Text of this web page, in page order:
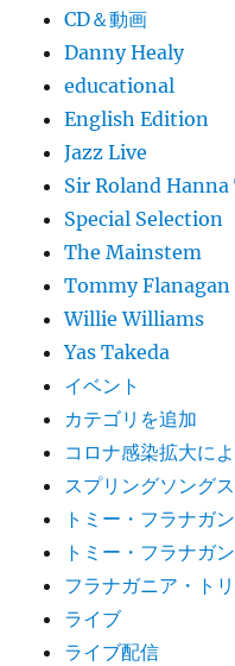
CD＆動画
Danny Healy
educational
English Edition
Jazz Live
Sir Roland
Special Selection
The Mainstem
Tommy
Willie Williams
Yas Takeda
イベント
カテゴリを追加
コロナ感染拡大に
スプリングソングス
トミー・フラナガ
トミー・フラナガ
フラナガニア・ト
ライブ
ライブ配信